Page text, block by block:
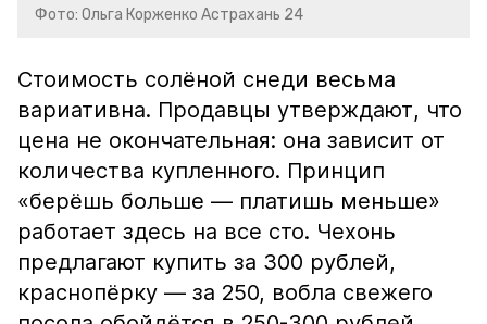
Фото: Ольга Корженко Астрахань 24
Стоимость солёной снеди весьма
вариативна. Продавцы утверждают, что
цена не окончательная: она зависит от
количества купленного. Принцип
«берёшь больше — платишь меньше»
работает здесь на все сто. Чехонь
предлагают купить за 300 рублей,
краснопёрку — за 250, вобла свежего